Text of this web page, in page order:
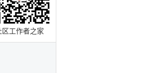
区工作者之家